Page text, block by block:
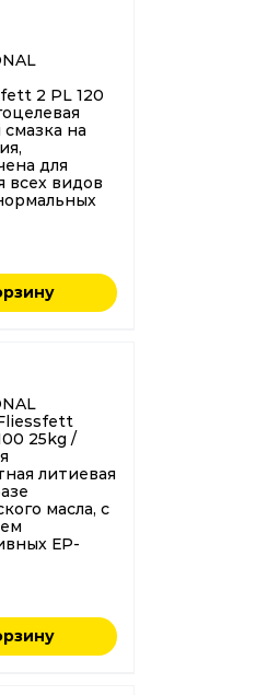
2 PL 120
смазка на
для
всех видов
25kg /
литиевая
масла, с
ЕР-